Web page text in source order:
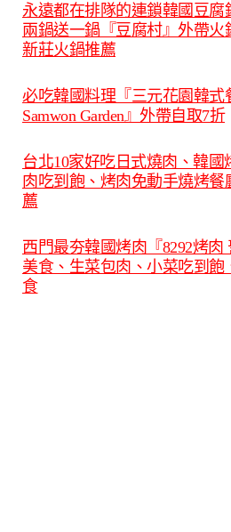
永遠都在排隊的連鎖韓國豆腐
兩鍋送一鍋『豆腐村』外帶火
新莊火鍋推薦
必吃韓國料理『三元花園韓式
Samwon Garden』外帶自取7折
台北10家好吃日式燒肉、韓
肉吃到飽、烤肉免動手燒烤餐
薦
西門最夯韓國烤肉『8292烤肉
美食、生菜包肉、小菜吃到飽
食